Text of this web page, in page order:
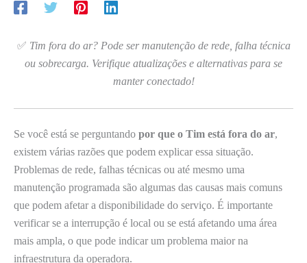
✅ Tim fora do ar? Pode ser manutenção de rede, falha técnica
ou sobrecarga. Verifique atualizações e alternativas para se
manter conectado!
Se você está se perguntando por que o Tim está fora do ar,
existem várias razões que podem explicar essa situação.
Problemas de rede, falhas técnicas ou até mesmo uma
manutenção programada são algumas das causas mais comuns
que podem afetar a disponibilidade do serviço. É importante
verificar se a interrupção é local ou se está afetando uma área
mais ampla, o que pode indicar um problema maior na
infraestrutura da operadora.